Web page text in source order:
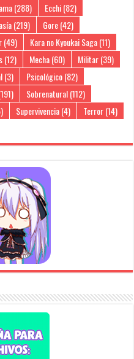
(288) Ecchi(82)
(219) Gore(42)
(49) Kara no Kyoukai Saga(11)
(12) Mecha(60) Militar(39)
(3) Psicológico(82)
Sobrenatural(112)
Supervivencia(4) Terror(14)